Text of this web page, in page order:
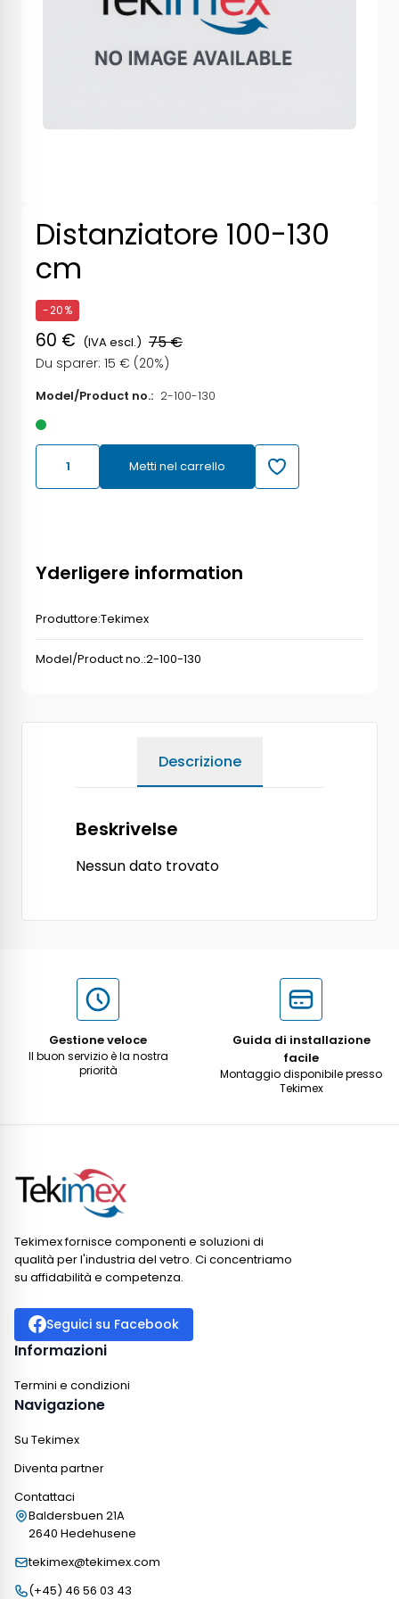
Distanziatore 100-130
cm
-20%
60 € (IVA escl.) 75 €
Du sparer: 15 € (20%)
Model/Product no.: 2-100-130
Metti nel carrello
Yderligere information
Produttore:Tekimex
Model/Product no.:2-100-130
Descrizione
Beskrivelse
Nessun dato trovato
Gestione veloce
Il buon servizio è la nostra
priorità
Guida di installazione
facile
Montaggio disponibile presso
Tekimex
Tekimex fornisce componenti e soluzioni di
qualità per l'industria del vetro. Ci concentriamo
su affidabilità e competenza.
Seguici su Facebook
Informazioni
Termini e condizioni
Navigazione
Su Tekimex
Diventa partner
Contattaci
Baldersbuen 21A
2640 Hedehusene
tekimex@tekimex.com
(+45) 46 56 03 43